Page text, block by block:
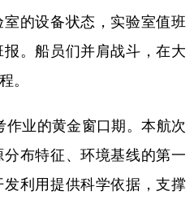
的设备状态，实验室值班
。船员们并肩战斗，在大
。
业的黄金窗口期。本航次
布特征、环境基线的第一
利用提供科学依据，支撑